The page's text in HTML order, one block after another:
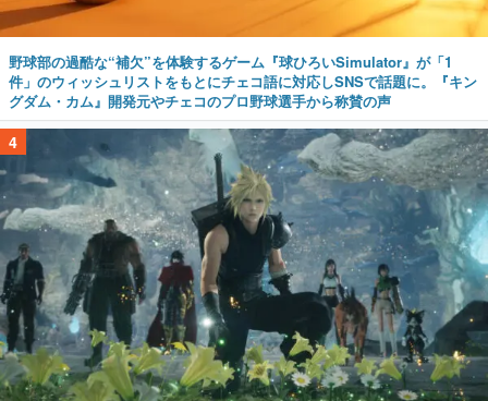
野球部の過酷な“補欠”を体験するゲーム『球ひろいSimulator』が「1
件」のウィッシュリストをもとにチェコ語に対応しSNSで話題に。『キン
グダム・カム』開発元やチェコのプロ野球選手から称賛の声
4